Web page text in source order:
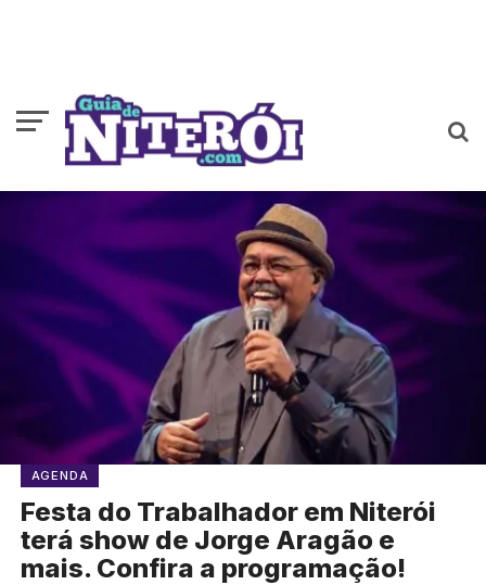
AGENDA
Festa do Trabalhador em Niterói
terá show de Jorge Aragão e
mais. Confira a programação!